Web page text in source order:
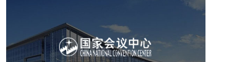
国家会议中心